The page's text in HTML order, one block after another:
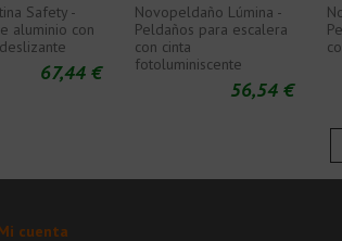
Safety -
aluminio con
67,44 €
Novopeldaño Lúmina -
Peldaños para escalera
con cinta
fotoluminiscente
56,54 €
cuenta